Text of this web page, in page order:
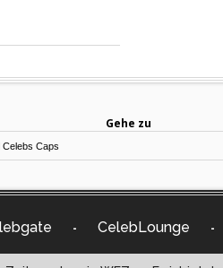
Gehe zu
- CelebLounge -